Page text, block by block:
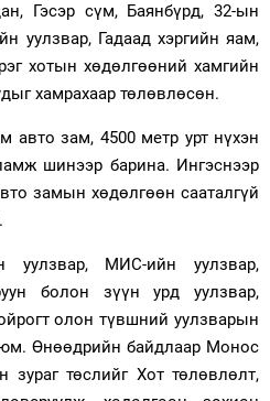
Гэсэр сүм, Баянбүрд, 32-ын
уулзвар, Гадаад хэргийн яам,
хотын хөдөлгөөний хамгийн
хамрахаар төлөвлөсөн.
авто зам, 4500 метр урт нүхэн
шинээр барина. Ингэснээр
замын хөдөлгөөн сааталгүй
МИС-ийн уулзвар,
болон зүүн урд уулзвар,
олон түвшний уулзварын
юм. Өнөөдрийн байдлаар Монос
төслийг Хот төлөвлөлт,